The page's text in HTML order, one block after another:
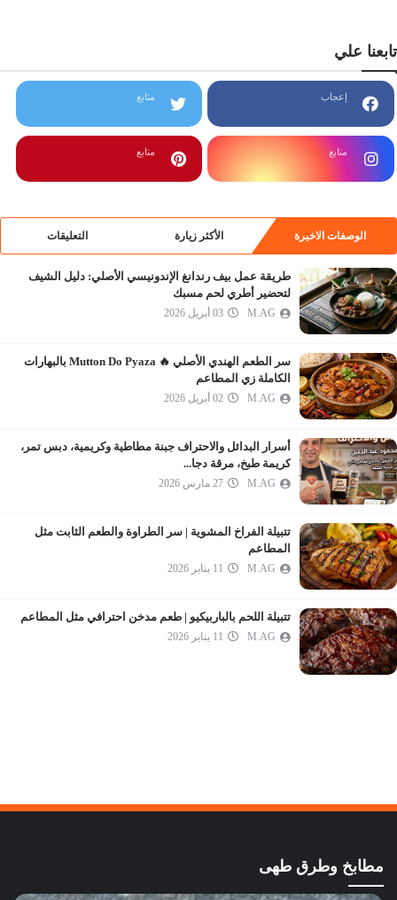
تابعنا علي
إعجاب متابع
متابع متابع
الوصفات الاخيرة الأكثر زيارة التعليقات
طريقة عمل بيف رندانغ الإندونيسي الأصلي: دليل الشيف
لتحضير أطري لحم مسبك
M.AG 03 أبريل 2026
سر الطعم الهندي الأصلي 🔥 Mutton Do Pyaza بالبهارات
الكاملة زي المطاعم
M.AG 02 أبريل 2026
أسرار البدائل والاحتراف جبنة مطاطية وكريمية، دبس تمر،
كريمة طبخ، مرقة دجا...
M.AG 27 مارس 2026
تتبيلة الفراخ المشوية | سر الطراوة والطعم الثابت مثل
المطاعم
M.AG 11 يناير 2026
تتبيلة اللحم بالباربيكيو | طعم مدخن احترافي مثل المطاعم
M.AG 11 يناير 2026
مطابخ وطرق طهى